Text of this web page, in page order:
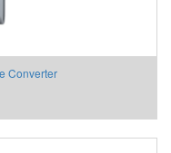
Converter